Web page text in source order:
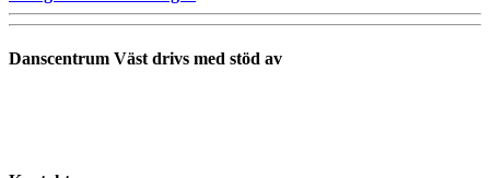
Danscentrum Väst drivs med stöd av